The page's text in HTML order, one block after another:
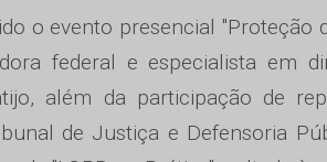
o evento presencial "Proteção
federal e especialista em
além da participação de
de Justiça e Defensoria